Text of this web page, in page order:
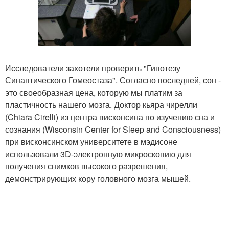
Исследователи захотели проверить "Гипотезу
Синаптического Гомеостаза". Согласно последней, сон -
это своеобразная цена, которую мы платим за
пластичность нашего мозга. Доктор кьяра чирелли
(Chiara Cirelli) из центра висконсина по изучению сна и
сознания (Wisconsin Center for Sleep and Consciousness)
при висконсинском университете в мэдисоне
использовали 3D-электронную микроскопию для
получения снимков высокого разрешения,
демонстрирующих кору головного мозга мышей.